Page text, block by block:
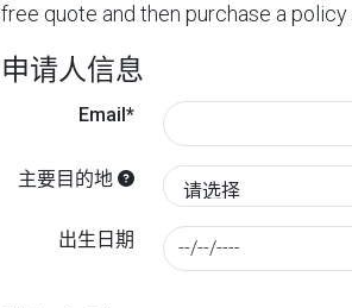
free quote and then purchase a policy
申请人信息
Email*
主要目的地
出生日期